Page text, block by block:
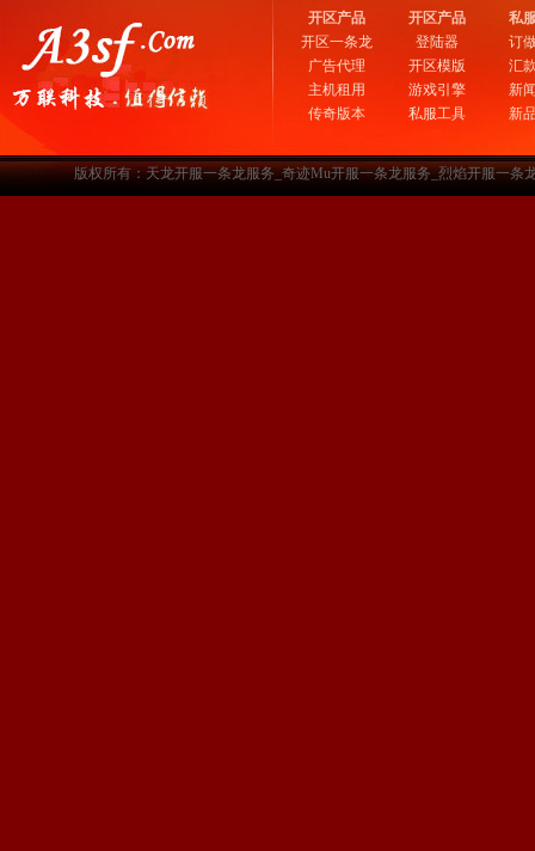
开区产品
开区一条龙
广告代理
主机租用
传奇版本
开区产品
登陆器
开区模版
游戏引擎
私服工具
私
订
汇
新
新
版权所有：天龙开服一条龙服务_奇迹Mu开服一条龙服务_烈焰开服一条